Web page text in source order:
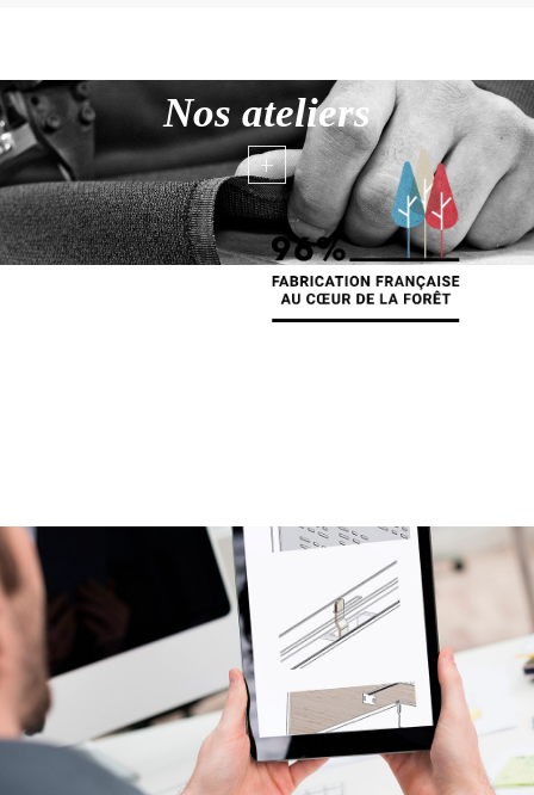
Nos ateliers
+